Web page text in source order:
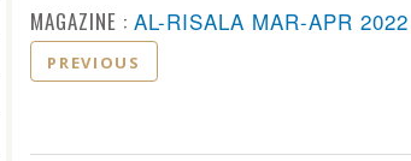
MAGAZINE : AL-RISALA MAR-APR 2022
PREVIOUS